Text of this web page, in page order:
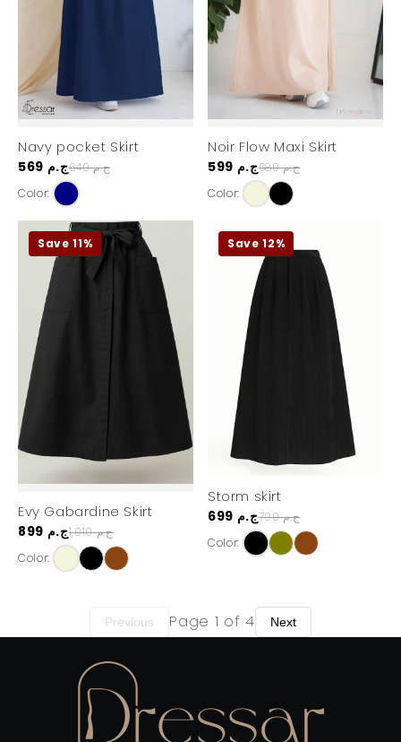
Navy pocket Skirt
569 ج.م
640 ج.م
Color:
Noir Flow Maxi Skirt
599 ج.م
680 ج.م
Color:
Save 11%
Evy Gabardine Skirt
899 ج.م
1,010 ج.م
Color:
Save 12%
Storm skirt
699 ج.م
790 ج.م
Color:
Previous Page 1 of 4 Next